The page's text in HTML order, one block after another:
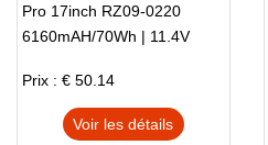
Pro 17inch RZ09-0220
RC30-0220 Laptop
6160mAH/70Wh | 11.4V
Prix : € 50.14
Voir les détails